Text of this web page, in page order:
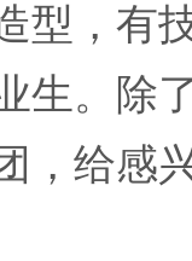
型，有
生。除
，给感